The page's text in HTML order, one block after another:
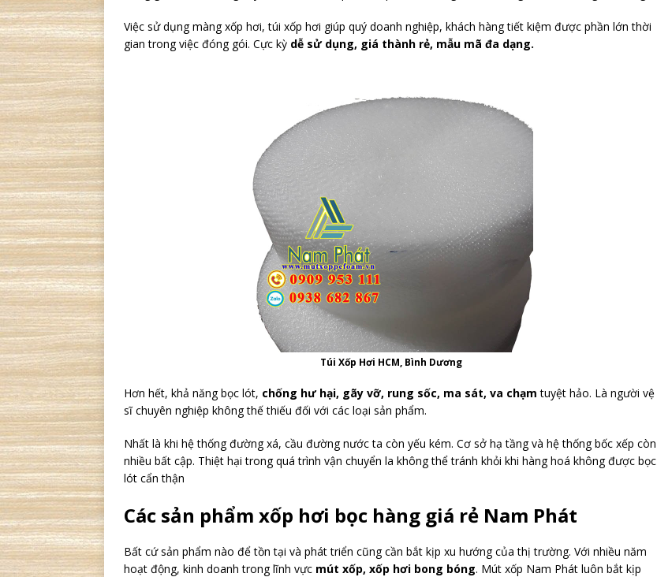
Việc sử dụng màng xốp hơi, túi xốp hơi giúp quý doanh nghiệp, khách hàng tiết kiệm được phần lớn thời
gian trong việc đóng gói. Cực kỳ dễ sử dụng, giá thành rẻ, mẫu mã đa dạng.
Túi Xốp Hơi HCM, Bình Dương
Hơn hết, khả năng bọc lót, chống hư hại, gãy vỡ, rung sốc, ma sát, va chạm tuyệt hảo. Là người vệ
sĩ chuyên nghiệp không thế thiếu đối với các loại sản phẩm.
Nhất là khi hệ thống đường xá, cầu đường nước ta còn yếu kém. Cơ sở hạ tầng và hệ thống bốc xếp còn
nhiều bất cập. Thiệt hại trong quá trình vận chuyển la không thể tránh khỏi khi hàng hoá không được bọc
lót cẩn thận
Các sản phẩm xốp hơi bọc hàng giá rẻ Nam Phát
Bất cứ sản phẩm nào để tồn tại và phát triển cũng cần bắt kịp xu hướng của thị trường. Với nhiều năm
hoạt động, kinh doanh trong lĩnh vực mút xốp, xốp hơi bong bóng. Mút xốp Nam Phát luôn bắt kịp